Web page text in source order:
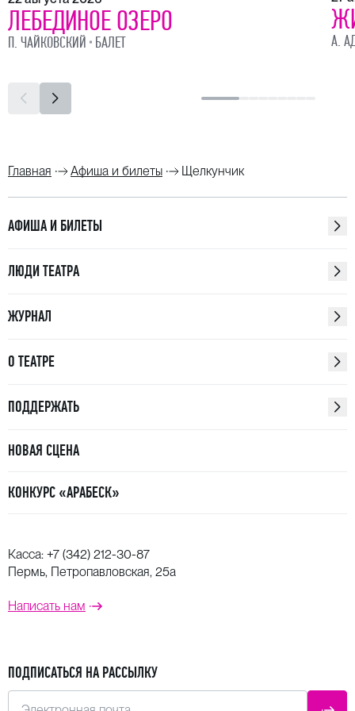
ЛЕБЕДИНОЕ ОЗЕРО
П. ЧАЙКОВСКИЙ БАЛЕТ А.
Главная Афиша и билеты Щелкунчик
АФИША И БИЛЕТЫ
ЛЮДИ ТЕАТРА
ЖУРНАЛ
О ТЕАТРЕ
ПОДДЕРЖАТЬ
НОВАЯ СЦЕНА
КОНКУРС «АРАБЕСК»
Касса: +7 (342) 212-30-87
Пермь, Петропавловская, 25а
Написать нам
ПОДПИСАТЬСЯ НА РАССЫЛКУ